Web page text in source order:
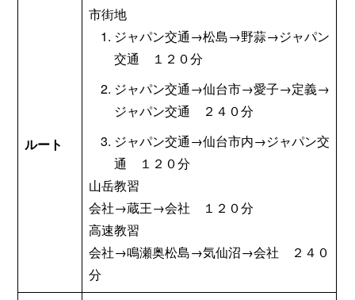
ルート
市街地
ジャパン交通→松島→野蒜→ジャパン
交通 １２０分
ジャパン交通→仙台市→愛子→定義→
ジャパン交通 ２４０分
ジャパン交通→仙台市内→ジャパン交
通 １２０分
山岳教習
会社→蔵王→会社 １２０分
高速教習
会社→鳴瀬奥松島→気仙沼→会社 ２４０
分